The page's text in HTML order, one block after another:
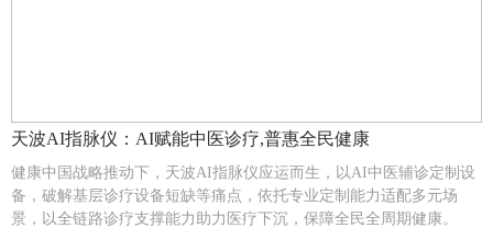
天波AI指脉仪：AI赋能中医诊疗,普惠全民健康
健康中国战略推动下，天波AI指脉仪应运而生，以AI中医辅诊定制设
备，破解基层诊疗设备短缺等痛点，依托专业定制能力适配多元场
景，以全链路诊疗支撑能力助力医疗下沉，保障全民全周期健康。